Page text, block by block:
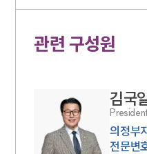
관련 구성원
김국
의정부
전문변